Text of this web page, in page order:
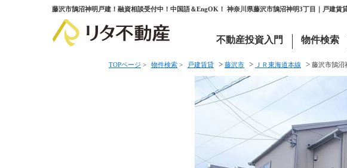
藤沢市鵠沼神明戸建！融資相談受付中！中国語＆EngOK！ 神奈川県藤沢市鵠沼神明3丁目｜戸建賃
不動産投資入門 物件検索
TOPページ > 物件検索 > 戸建賃貸 > 藤沢市 > ＪＲ東海道本線 > 藤沢市鵠沼